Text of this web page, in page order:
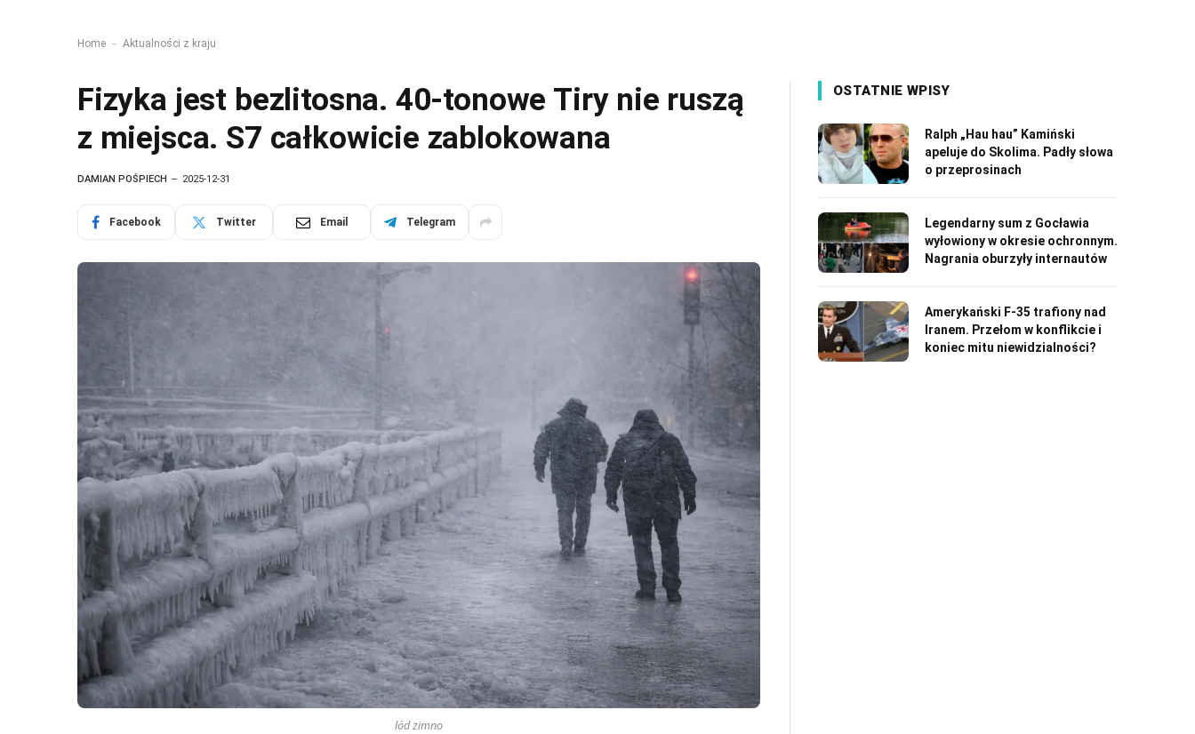
Home - Aktualności z kraju
Fizyka jest bezlitosna. 40-tonowe Tiry nie ruszą
z miejsca. S7 całkowicie zablokowana
DAMIAN POŚPIECH 2025-12-31
Facebook Twitter Email Telegram
lód zimno
OSTATNIE WPISY
Ralph „Hau hau” Kamiński
apeluje do Skolima. Padły słowa
o przeprosinach
Legendarny sum z Gocławia
wyłowiony w okresie ochronnym.
Nagrania oburzyły internautów
Amerykański F-35 trafiony nad
Iranem. Przełom w konflikcie i
koniec mitu niewidzialności?